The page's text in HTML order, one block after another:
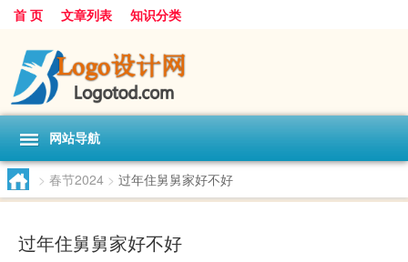
首 页 文章列表 知识分类
网站导航
> 春节2024 > 过年住舅舅家好不好
过年住舅舅家好不好